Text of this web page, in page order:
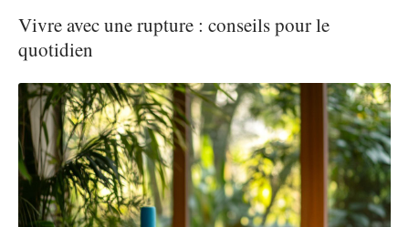
Vivre avec une rupture : conseils pour le
quotidien